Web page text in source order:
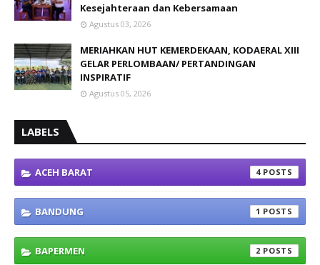
Kesejahteraan dan Kebersamaan
Agustus 03, 2026
MERIAHKAN HUT KEMERDEKAAN, KODAERAL XIII
GELAR PERLOMBAAN/ PERTANDINGAN
INSPIRATIF
Agustus 05, 2026
LABELS
ACEH BARAT 4
BANDUNG 1
BAPERMEN 2